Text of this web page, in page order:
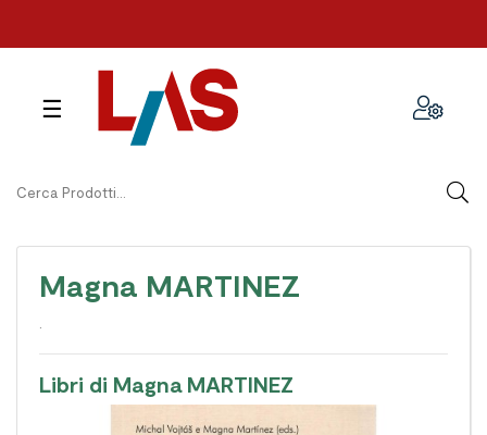
navigazione
☰
Magna MARTINEZ
Libri di Magna MARTINEZ